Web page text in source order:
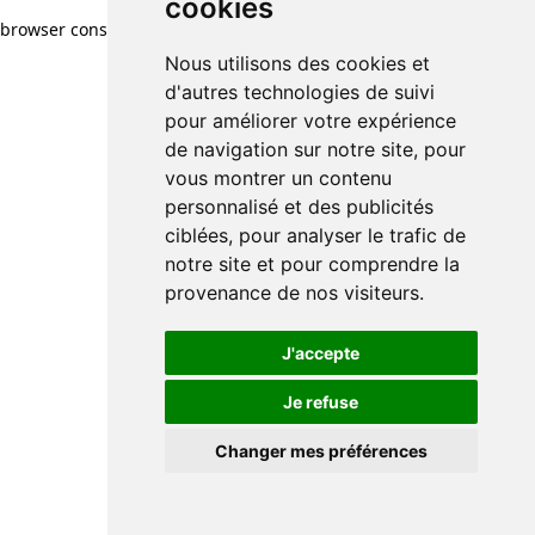
cookies
Nous utilisons des cookies et
d'autres technologies de suivi
pour améliorer votre expérience
de navigation sur notre site, pour
vous montrer un contenu
personnalisé et des publicités
ciblées, pour analyser le trafic de
notre site et pour comprendre la
provenance de nos visiteurs.
J'accepte
Je refuse
Changer mes préférences
browser console for more information)